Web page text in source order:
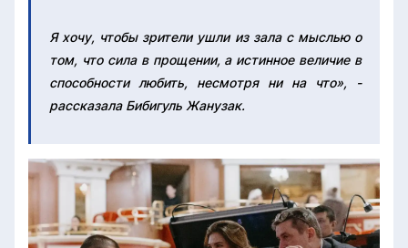
Я хочу, чтобы зрители ушли из зала с мыслью о
том, что сила в прощении, а истинное величие в
способности любить, несмотря ни на что», -
рассказала Бибигуль Жанузак.